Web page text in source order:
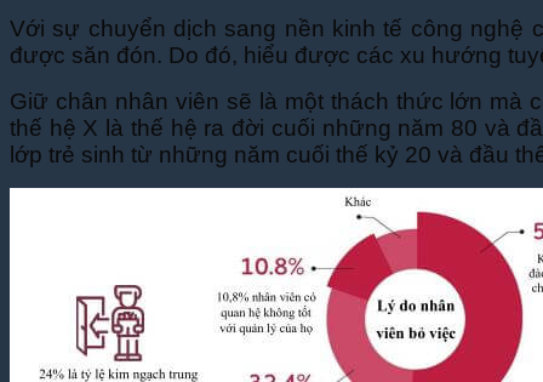
Với sự chuyển dịch sang nền kinh tế công nghệ
được săn đón. Do đó, hiểu được các xu hướng
Giữ chân nhân viên sẽ là một thách thức lớn mà
thế hệ X là thế hệ ra đời cuối những năm 80 và
lớp trẻ sinh từ những năm cuối thế kỷ 20 và đầu